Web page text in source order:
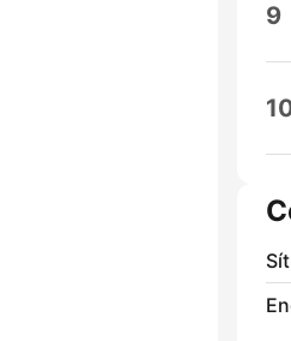
9